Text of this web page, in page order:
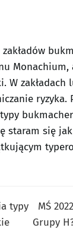
Monachium,
W zakładach
ryzyka.
staram się
typy
MŚ
Grupy